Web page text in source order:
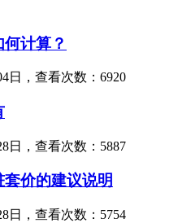
计算？
日，查看次数：6920
日，查看次数：5887
价的建议说明
日，查看次数：5754